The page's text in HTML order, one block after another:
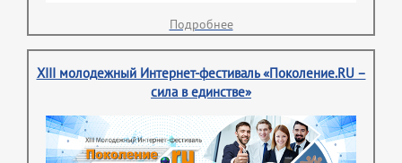
Подробнее
XIII молодежный Интернет-фестиваль «Поколение.RU –
сила в единстве»